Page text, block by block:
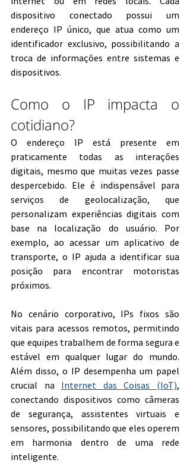
dispositivo conectado possui um
endereço IP único, que atua como um
identificador exclusivo, possibilitando a
troca de informações entre sistemas e
dispositivos.
Como o IP impacta o
cotidiano?
O endereço IP está presente em
praticamente todas as interações
digitais, mesmo que muitas vezes passe
despercebido. Ele é indispensável para
serviços de geolocalização, que
personalizam experiências digitais com
base na localização do usuário. Por
exemplo, ao acessar um aplicativo de
transporte, o IP ajuda a identificar sua
posição para encontrar motoristas
próximos.
No cenário corporativo, IPs fixos são
vitais para acessos remotos, permitindo
que equipes trabalhem de forma segura e
estável em qualquer lugar do mundo.
Além disso, o IP desempenha um papel
crucial na Internet das Coisas (IoT),
conectando dispositivos como câmeras
de segurança, assistentes virtuais e
sensores, possibilitando que eles operem
em harmonia dentro de uma rede
inteligente.